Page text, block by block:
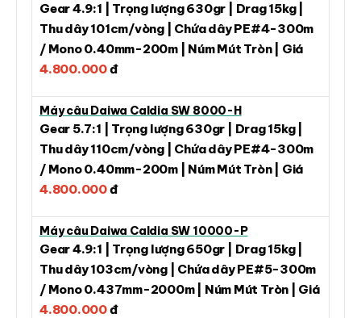
Gear 4.9:1 | Trọng lượng 630gr | Drag 15kg |
Thu dây 101cm/vòng | Chứa dây PE#4-300m
/ Mono 0.40mm-200m | Núm Mút Tròn | Giá
4.800.000đ
Máy câu Daiwa Caldia SW 8000-H
Gear 5.7:1 | Trọng lượng 630gr | Drag 15kg |
Thu dây 110cm/vòng | Chứa dây PE#4-300m
/ Mono 0.40mm-200m | Núm Mút Tròn | Giá
4.800.000đ
Máy câu Daiwa Caldia SW 10000-P
Gear 4.9:1 | Trọng lượng 650gr | Drag 15kg |
Thu dây 103cm/vòng | Chứa dây PE#5-300m
/ Mono 0.437mm-2000m | Núm Mút Tròn | Giá
4.800.000đ